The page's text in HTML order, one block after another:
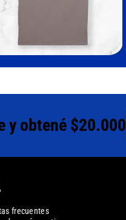
y obtené $20.000
frecuentes